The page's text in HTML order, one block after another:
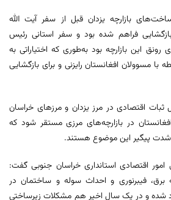
بازارچه یزدان قبل از سفر آیت الله
فراهم شده بود و سفر استانی رئیس
این بازارچه بود به‌طوری که اختیاراتی به
با مسوولان افغانستان رایزنی و برای بازگشایی
اقتصادی در مرز یزدان و مرزهای خراسان
در بازارچه‌های مرزی مستقر شود که
شدت پیگیر این موضوع هستند.
اقتصادی استانداری خراسان جنوبی گفت:
فیبرنوری و احداث سوله و ساختمان در
شده و در یک سال اخیر هم مشکلات زیرساختی